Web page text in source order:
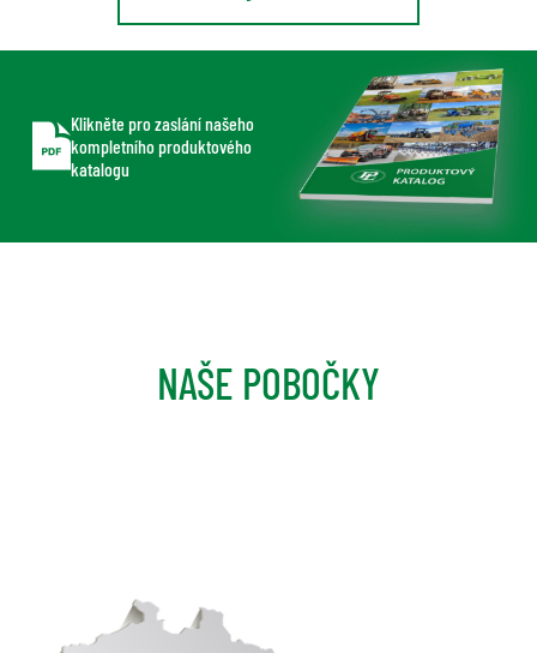
Klikněte pro zaslání našeho
kompletního produktového
katalogu
NAŠE POBOČKY